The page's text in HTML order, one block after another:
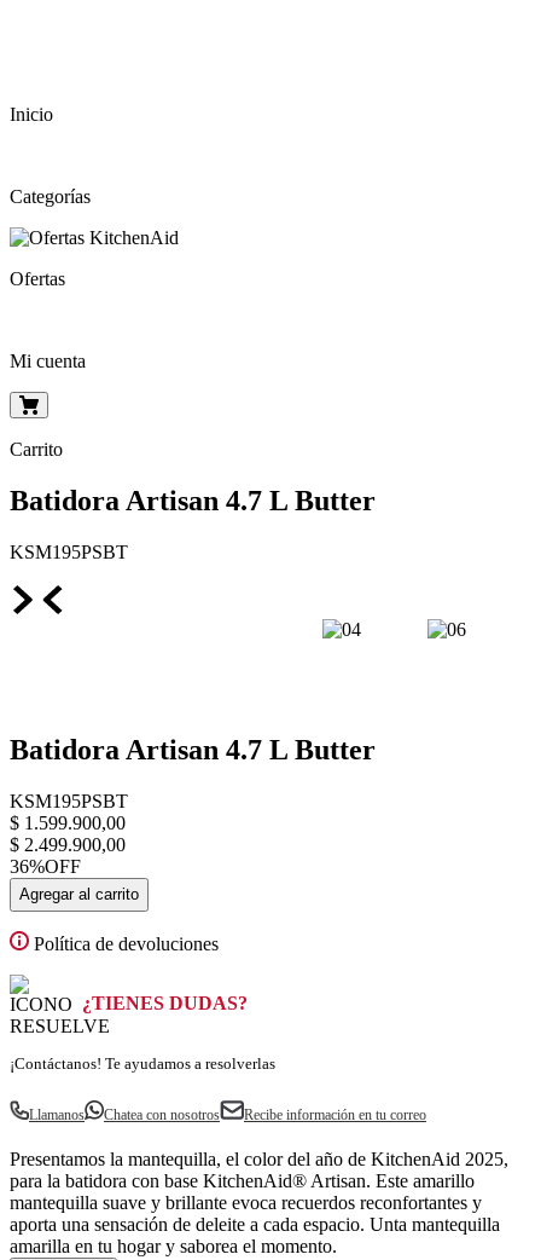
Inicio
Categorías
Ofertas
Mi cuenta
Carrito
Batidora Artisan 4.7 L Butter
KSM195PSBT
Batidora Artisan 4.7 L Butter
KSM195PSBT
$ 1 .599.900,00
$ 2.499.900,00
36%OFF
Agregar al carrito
Política de devoluciones
¿TIENES DUDAS?
¡Contáctanos! Te ayudamos a resolverlas
Llamanos Chatea con nosotros Recibe información en tu correo
Presentamos la mantequilla, el color del año de KitchenAid 2025,
para la batidora con base KitchenAid® Artisan. Este amarillo
mantequilla suave y brillante evoca recuerdos reconfortantes y
aporta una sensación de deleite a cada espacio. Unta mantequilla
amarilla en tu hogar y saborea el momento.